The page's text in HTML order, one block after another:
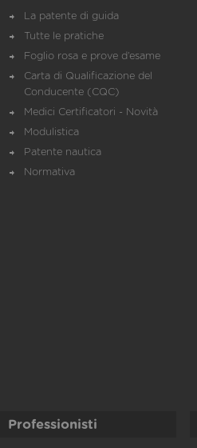
La patente di guida
Tutte le pratiche
Foglio rosa e prove d’esame
Carta di Qualificazione del
Conducente (CQC)
Medici Certificatori - Novità
Modulistica
Patente nautica
Normativa
Professionisti